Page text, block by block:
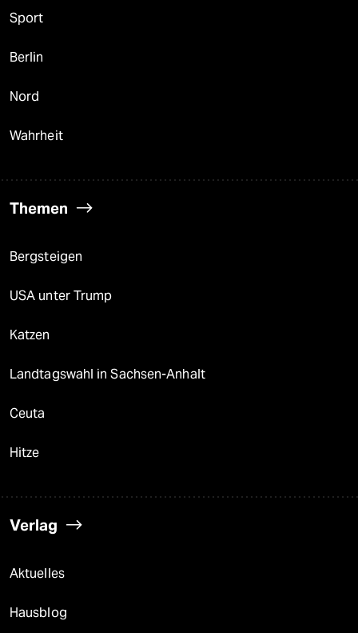
Sport
Berlin
Nord
Wahrheit
Themen
Bergsteigen
USA unter Trump
Katzen
Landtagswahl in Sachsen-Anhalt
Ceuta
Hitze
Verlag
Aktuelles
Hausblog